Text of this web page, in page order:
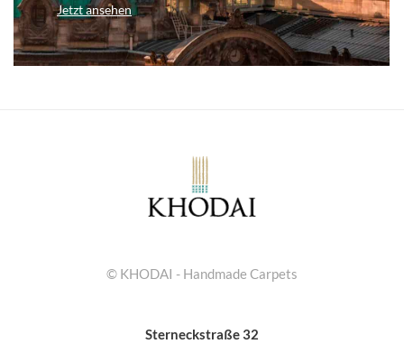
Jetzt ansehen
© KHODAI - Handmade Carpets
Sterneckstraße 32